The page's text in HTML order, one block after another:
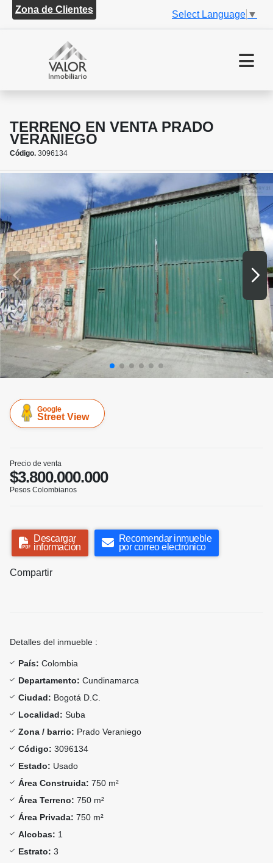
Zona de Clientes Select Language ▼
TERRENO EN VENTA PRADO
VERANIEGO
Código. 3096134
Google
Street View
Precio de venta
$3.800.000.000
Pesos Colombianos
Descargar
información
Recomendar inmueble
por correo electrónico
Compartir
Detalles del inmueble :
País: Colombia
Departamento: Cundinamarca
Ciudad: Bogotá D.C.
Localidad: Suba
Zona / barrio: Prado Veraniego
Código: 3096134
Estado: Usado
Área Construida: 750 m²
Área Terreno: 750 m²
Área Privada: 750 m²
Alcobas: 1
Estrato: 3